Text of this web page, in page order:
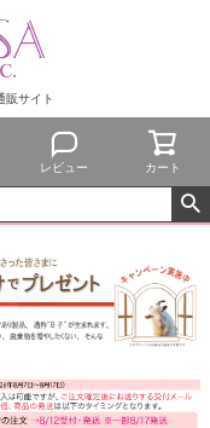
販サイト
レビュー カート